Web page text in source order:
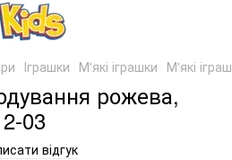
Іграшки М'які іграшки М'які
рожева,
03
відгук